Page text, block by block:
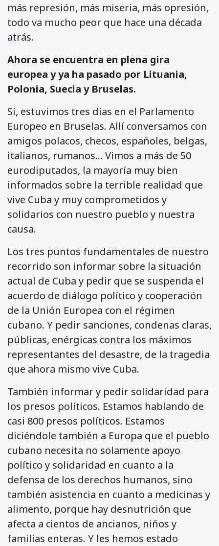
más represión, más miseria, más opresión,
todo va mucho peor que hace una década
atrás.
Ahora se encuentra en plena gira
europea y ya ha pasado por Lituania,
Polonia, Suecia y Bruselas.
Sí, estuvimos tres días en el Parlamento
Europeo en Bruselas. Allí conversamos con
amigos polacos, checos, españoles, belgas,
italianos, rumanos… Vimos a más de 50
eurodiputados, la mayoría muy bien
informados sobre la terrible realidad que
vive Cuba y muy comprometidos y
solidarios con nuestro pueblo y nuestra
causa.
Los tres puntos fundamentales de nuestro
recorrido son informar sobre la situación
actual de Cuba y pedir que se suspenda el
acuerdo de diálogo político y cooperación
de la Unión Europea con el régimen
cubano. Y pedir sanciones, condenas claras,
públicas, enérgicas contra los máximos
representantes del desastre, de la tragedia
que ahora mismo vive Cuba.
También informar y pedir solidaridad para
los presos políticos. Estamos hablando de
casi 800 presos políticos. Estamos
diciéndole también a Europa que el pueblo
cubano necesita no solamente apoyo
político y solidaridad en cuanto a la
defensa de los derechos humanos, sino
también asistencia en cuanto a medicinas y
alimento, porque hay desnutrición que
afecta a cientos de ancianos, niños y
familias enteras. Y les hemos estado